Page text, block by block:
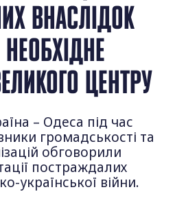
ВНАСЛІДОК
ЦЕНТРУ
– Одеса під час
громадськості та
обговорили
постраждалих
української війни.